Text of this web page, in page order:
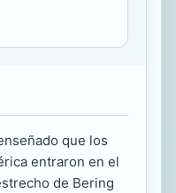
que los
entraron en el
de Bering